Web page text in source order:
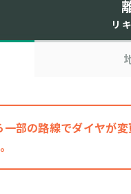
リ
部の路線でダイヤが